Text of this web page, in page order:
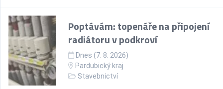
Poptávám: topenáře na připojení
radiátoru v podkroví
Dnes (7. 8. 2026)
Pardubický kraj
Stavebnictví